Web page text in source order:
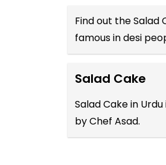
Find out theSalad
famous in desi
Salad Cake
Salad Cake in
by Chef Asad.